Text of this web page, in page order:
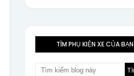
TÌM PHỤ KIỆN XE CỦA BẠN